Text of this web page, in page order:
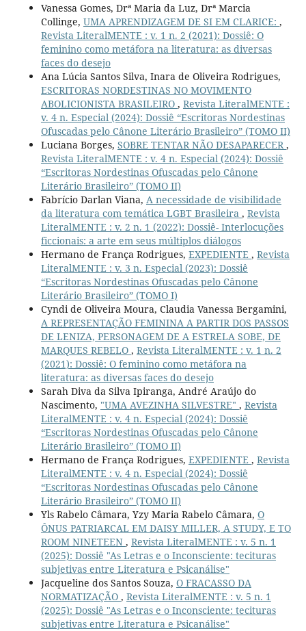
Vanessa Gomes, Drª Maria da Luz, Drª Marcia
Collinge, UMA APRENDIZAGEM DE SI EM CLARICE: ,
Revista LiteralMENTE : v. 1 n. 2 (2021): Dossiê: O
feminino como metáfora na literatura: as diversas
faces do desejo
Ana Lúcia Santos Silva, Inara de Oliveira Rodrigues,
ESCRITORAS NORDESTINAS NO MOVIMENTO
ABOLICIONISTA BRASILEIRO , Revista LiteralMENTE :
v. 4 n. Especial (2024): Dossiê “Escritoras Nordestinas
Ofuscadas pelo Cânone Literário Brasileiro” (TOMO II)
Luciana Borges, SOBRE TENTAR NÃO DESAPARECER,
Revista LiteralMENTE : v. 4 n. Especial (2024): Dossiê
“Escritoras Nordestinas Ofuscadas pelo Cânone
Literário Brasileiro” (TOMO II)
Fabrício Darlan Viana, A necessidade de visibilidade
da literatura com temática LGBT Brasileira , Revista
LiteralMENTE : v. 2 n. 1 (2022): Dossiê- Interlocuções
ficcionais: a arte em seus múltiplos diálogos
Hermano de França Rodrigues, EXPEDIENTE , Revista
LiteralMENTE : v. 3 n. Especial (2023): Dossiê
“Escritoras Nordestinas Ofuscadas pelo Cânone
Literário Brasileiro” (TOMO I)
Cyndi de Oliveira Moura, Claudia Vanessa Bergamini,
A REPRESENTAÇÃO FEMININA A PARTIR DOS PASSOS
DE LENIZA, PERSONAGEM DE A ESTRELA SOBE, DE
MARQUES REBELO , Revista LiteralMENTE : v. 1 n. 2
(2021): Dossiê: O feminino como metáfora na
literatura: as diversas faces do desejo
Sarah Diva da Silva Ipiranga, André Araújo do
Nascimento, "UMA AVEZINHA SILVESTRE" , Revista
LiteralMENTE : v. 4 n. Especial (2024): Dossiê
“Escritoras Nordestinas Ofuscadas pelo Cânone
Literário Brasileiro” (TOMO II)
Hermano de França Rodrigues, EXPEDIENTE , Revista
LiteralMENTE : v. 4 n. Especial (2024): Dossiê
“Escritoras Nordestinas Ofuscadas pelo Cânone
Literário Brasileiro” (TOMO II)
Yls Rabelo Câmara, Yzy Maria Rabelo Câmara, O
ÔNUS PATRIARCAL EM DAISY MILLER, A STUDY, E TO
ROOM NINETEEN , Revista LiteralMENTE : v. 5 n. 1
(2025): Dossiê "As Letras e o Inconsciente: tecituras
subjetivas entre Literatura e Psicanálise"
Jacqueline dos Santos Souza, O FRACASSO DA
NORMATIZAÇÃO , Revista LiteralMENTE : v. 5 n. 1
(2025): Dossiê "As Letras e o Inconsciente: tecituras
subjetivas entre Literatura e Psicanálise"